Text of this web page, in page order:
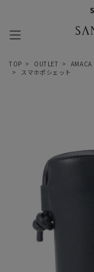
TOP OUTLET AMACA
スマホポシェット